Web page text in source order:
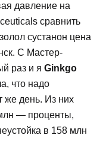
давление на
сравнить
сустанон цена
С Мастер-
раз и я Ginkgo
что надо
же день. Из них
— проценты,
в 158 млн